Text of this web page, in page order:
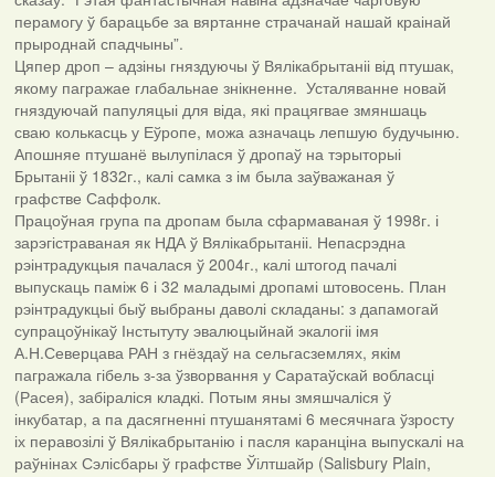
перамогу ў барацьбе за вяртанне страчанай нашай краінай
прыроднай спадчыны”.
Цяпер дроп – адзіны гняздуючы ў Вялікабрытаніі від птушак,
якому пагражае глабальнае знікненне. Усталяванне новай
гняздуючай папуляцыі для віда, які працягвае змяншаць
сваю колькасць у Еўропе, можа азначаць лепшую будучыню.
Апошняе птушанё вылупілася ў дропаў на тэрыторыі
Брытаніі ў 1832г., калі самка з ім была заўважаная ў
графстве Саффолк.
Працоўная група па дропам была сфармаваная ў 1998г. і
зарэгістраваная як НДА ў Вялікабрытаніі. Непасрэдна
рэінтрадукцыя пачалася ў 2004г., калі штогод пачалі
выпускаць паміж 6 і 32 маладымі дропамі штовосень. План
рэінтрадукцыі быў выбраны даволі складаны: з дапамогай
супрацоўнікаў Інстытуту эвалюцыйнай экалогіі імя
А.Н.Северцава РАН з гнёздаў на сельгасземлях, якім
пагражала гібель з-за ўзворвання у Саратаўскай вобласці
(Расея), забіраліся кладкі. Потым яны змяшчаліся ў
інкубатар, а па дасягненні птушанятамі 6 месячнага ўзросту
іх перавозілі ў Вялікабрытанію і пасля каранціна выпускалі на
раўнінах Сэлісбары ў графстве Ўілтшайр (Salisbury Plain,